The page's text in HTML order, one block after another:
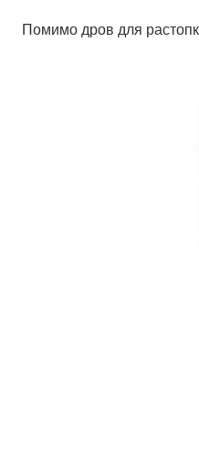
Помимо дров для